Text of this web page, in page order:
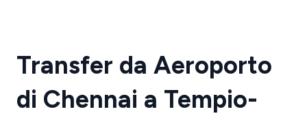
Transfer da Aeroporto
di Chennai a Tempio-